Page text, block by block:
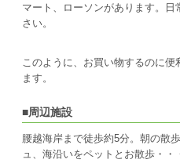
マート、ローソンがあります。
さい。
このように、お買い物するのに
ます。
■周辺施設
腰越海岸まで徒歩約5分。朝の散
ュ、海沿いをペットとお散歩・